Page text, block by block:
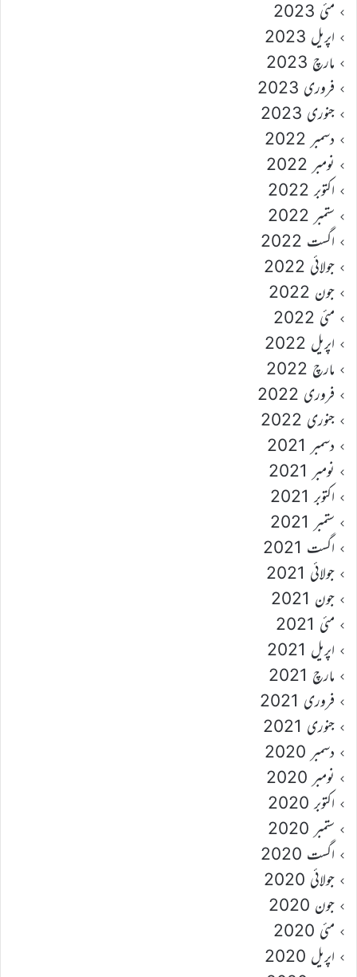
مئی 2023
اپریل 2023
مارچ 2023
فروری 2023
جنوری 2023
دسمبر 2022
نومبر 2022
اکتوبر 2022
ستمبر 2022
اگست 2022
جولائی 2022
جون 2022
مئی 2022
اپریل 2022
مارچ 2022
فروری 2022
جنوری 2022
دسمبر 2021
نومبر 2021
اکتوبر 2021
ستمبر 2021
اگست 2021
جولائی 2021
جون 2021
مئی 2021
اپریل 2021
مارچ 2021
فروری 2021
جنوری 2021
دسمبر 2020
نومبر 2020
اکتوبر 2020
ستمبر 2020
اگست 2020
جولائی 2020
جون 2020
مئی 2020
اپریل 2020